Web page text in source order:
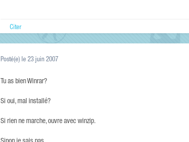
Citer
Posté(e) le 23 juin 2007
Tu as bien Winrar?
Si oui, mal installé?
Si rien ne marche, ouvre avec winzip.